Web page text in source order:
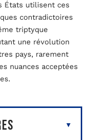
États utilisent ces
contradictoires
triptyque
une révolution
pays, rarement
nuances acceptées